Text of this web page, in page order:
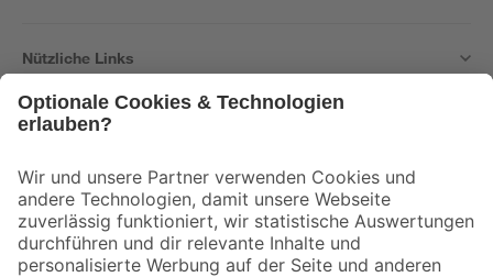
Nützliche Links
Der toom Newsletter: Keine Angebote und Aktionen mehr verpassen!
Zur Newsletter Anmeldung